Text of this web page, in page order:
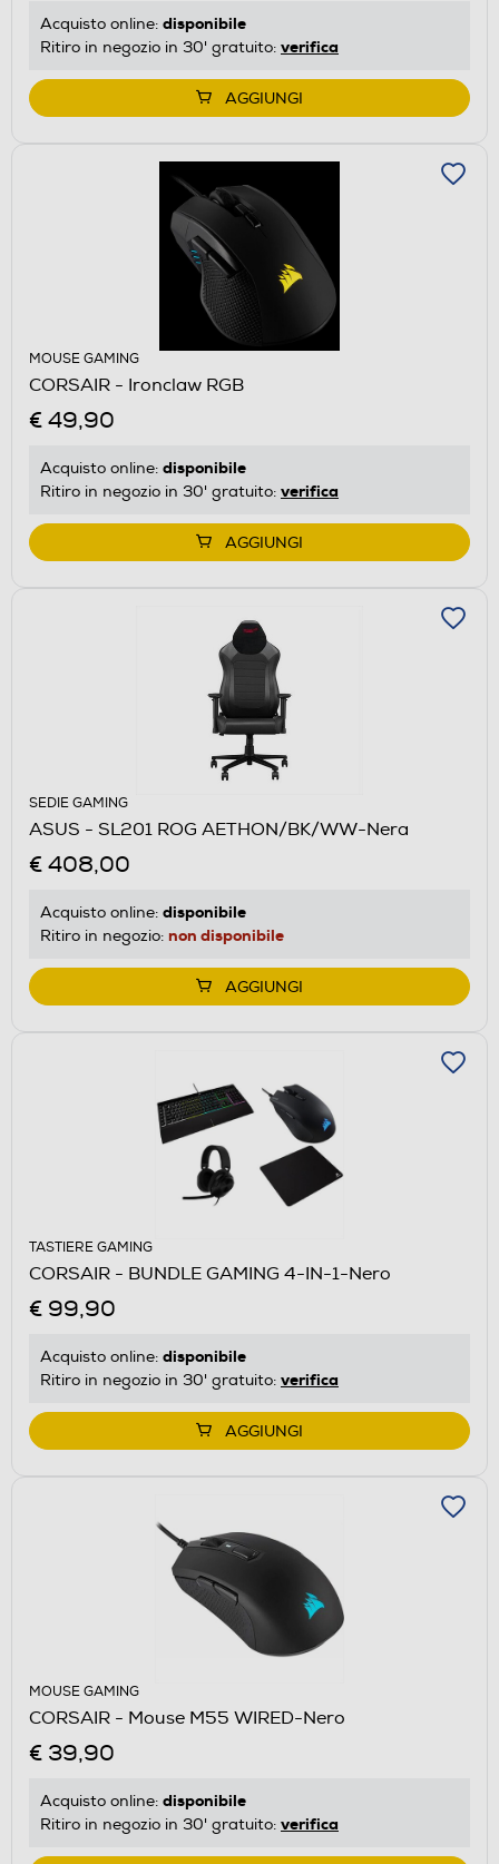
Acquisto online: disponibile
Ritiro in negozio in 30' gratuito: verifica
AGGIUNGI
MOUSE GAMING
CORSAIR - Ironclaw RGB
€ 49,90
Acquisto online: disponibile
Ritiro in negozio in 30' gratuito: verifica
AGGIUNGI
SEDIE GAMING
ASUS - SL201 ROG AETHON/BK/WW-Nera
€ 408,00
Acquisto online: disponibile
Ritiro in negozio: non disponibile
AGGIUNGI
TASTIERE GAMING
CORSAIR - BUNDLE GAMING 4-IN-1-Nero
€ 99,90
Acquisto online: disponibile
Ritiro in negozio in 30' gratuito: verifica
AGGIUNGI
MOUSE GAMING
CORSAIR - Mouse M55 WIRED-Nero
€ 39,90
Acquisto online: disponibile
Ritiro in negozio in 30' gratuito: verifica